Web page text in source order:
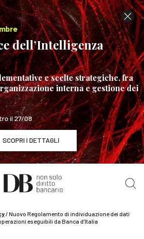
dell’Intelligenza
e scelte strategiche, fra
interna e gestione dei
il 27/08
SCOPRI I DETTAGLI
/ 17 settembre
dell’Intelligenza Artificiale
/Nuovo Regolamento di individuazione dei dati
eseguibili da Banca d’Italia